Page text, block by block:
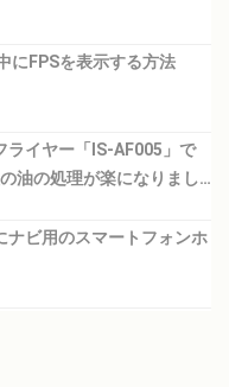
にFPSを表示する方法
ライヤー「IS-AF005」で
油の処理が楽になりまし
ナビ用のスマートフォンホ